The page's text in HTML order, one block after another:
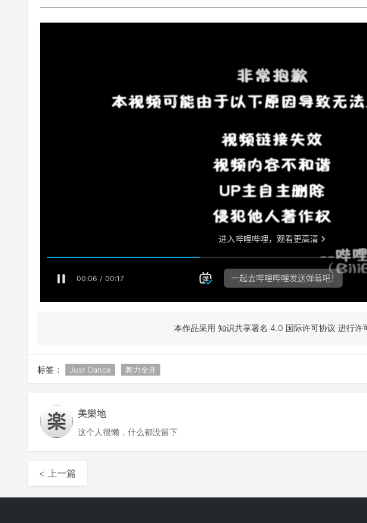
本作品采用 知识共享署名 4.0 国际许可协议 进行许
标签： Just Dance 舞力全开
美樂地
这个人很懒，什么都没留下
< 上一篇